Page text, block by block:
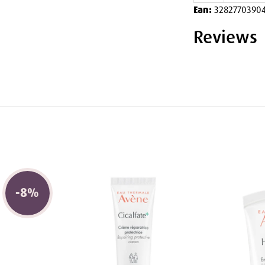
Avène Termalkildevann på rød og
for ekstra fuktighet og pleie.
Ean:
Reviews
-8%